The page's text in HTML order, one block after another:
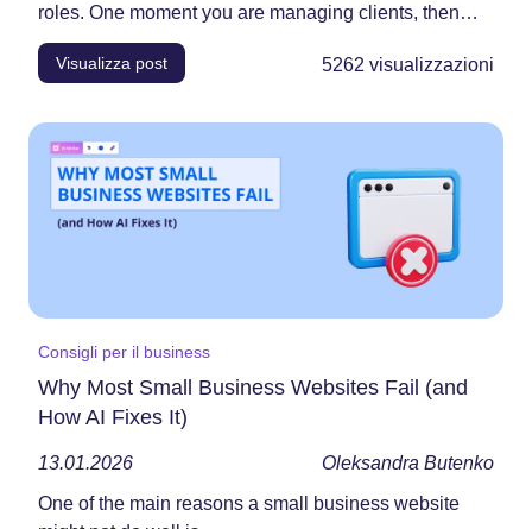
roles. One moment you are managing clients, then
you...
Visualizza post 5262 visualizzazioni
Consigli per il business
Why Most Small Business Websites Fail (and
How AI Fixes It)
13.01.2026 Oleksandra Butenko
One​‍​‌‍​‍‌​‍​‌‍​‍‌ of the main reasons a small business website